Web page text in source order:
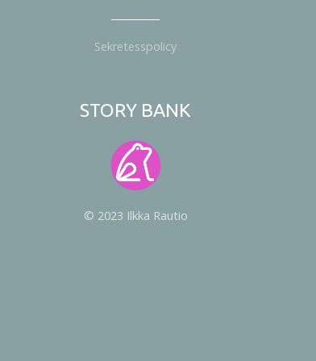
Sekretesspolicy
STORY BANK
© 2023 Ilkka Rautio